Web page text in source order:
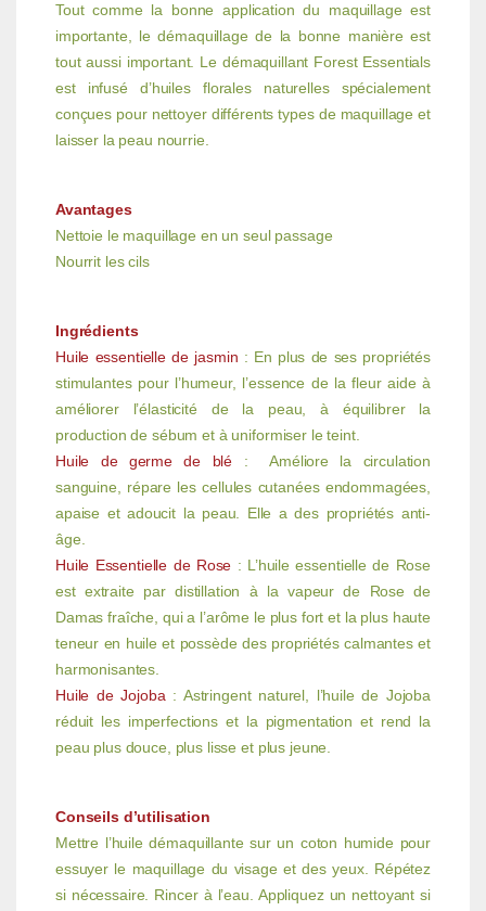
Tout comme la bonne application du maquillage est
importante, le démaquillage de la bonne manière est
tout aussi important. Le démaquillant Forest Essentials
est infusé d’huiles florales naturelles spécialement
conçues pour nettoyer différents types de maquillage et
laisser la peau nourrie.
Avantages
Nettoie le maquillage en un seul passage
Nourrit les cils
Ingrédients
Huile essentielle de jasmin : En plus de ses propriétés
stimulantes pour l’humeur, l’essence de la fleur aide à
améliorer l’élasticité de la peau, à équilibrer la
production de sébum et à uniformiser le teint.
Huile de germe de blé : Améliore la circulation
sanguine, répare les cellules cutanées endommagées,
apaise et adoucit la peau. Elle a des propriétés anti-
âge.
Huile Essentielle de Rose : L’huile essentielle de Rose
est extraite par distillation à la vapeur de Rose de
Damas fraîche, qui a l’arôme le plus fort et la plus haute
teneur en huile et possède des propriétés calmantes et
harmonisantes.
Huile de Jojoba: Astringent naturel, l’huile de Jojoba
réduit les imperfections et la pigmentation et rend la
peau plus douce, plus lisse et plus jeune.
Conseils d’utilisation
Mettre l’huile démaquillante sur un coton humide pour
essuyer le maquillage du visage et des yeux. Répétez
si nécessaire. Rincer à l’eau. Appliquez un nettoyant si